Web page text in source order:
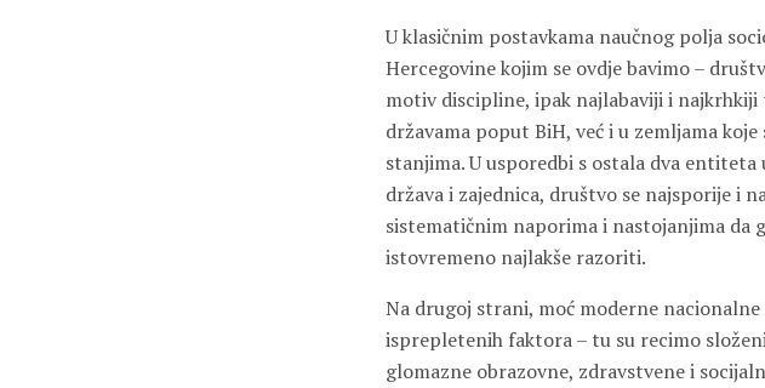
U klasičnim postavkama naučnog polja
Hercegovine kojim se ovdje bavimo –
motiv discipline, ipak najlabaviji i
državama poput BiH, već i u zemljama
stanjima. U usporedbi s ostala dva
država i zajednica, društvo se najsporije i
sistematičnim naporima i nastojanjima da
istovremeno najlakše razoriti.
Na drugoj strani, moć moderne
isprepletenih faktora – tu su recimo
glomazne obrazovne, zdravstvene i